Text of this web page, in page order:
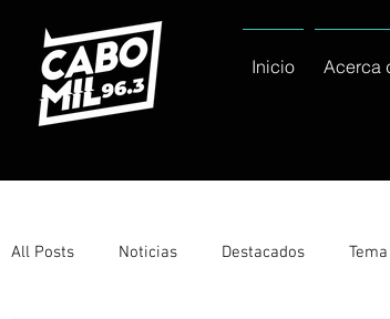
Inicio Acerca
All Posts Noticias Destacados